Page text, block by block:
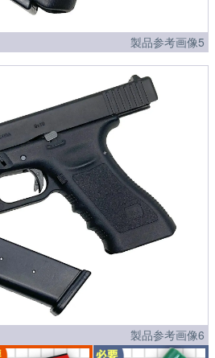
製品参考画像5
製品参考画像6